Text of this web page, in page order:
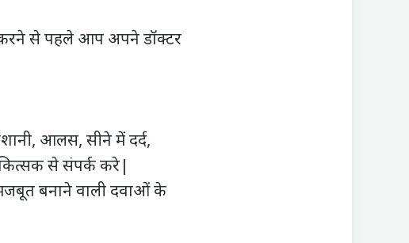
करने से पहले आप अपने डॉक्‍टर
आलस, सीने में दर्द,
से संपर्क करे|
बनाने वाली दवाओं के